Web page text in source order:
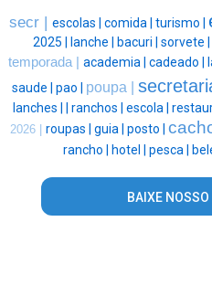
secr | escolas | comida | turismo |
2025 |
lanche | bacuri | sorvete |
temporada | academia | cadeado |
saude | pao | poupa |
lanches |
ranchos | escola |
2026 | roupas | guia | posto |
rancho |
hotel | pesca |
BAIXE